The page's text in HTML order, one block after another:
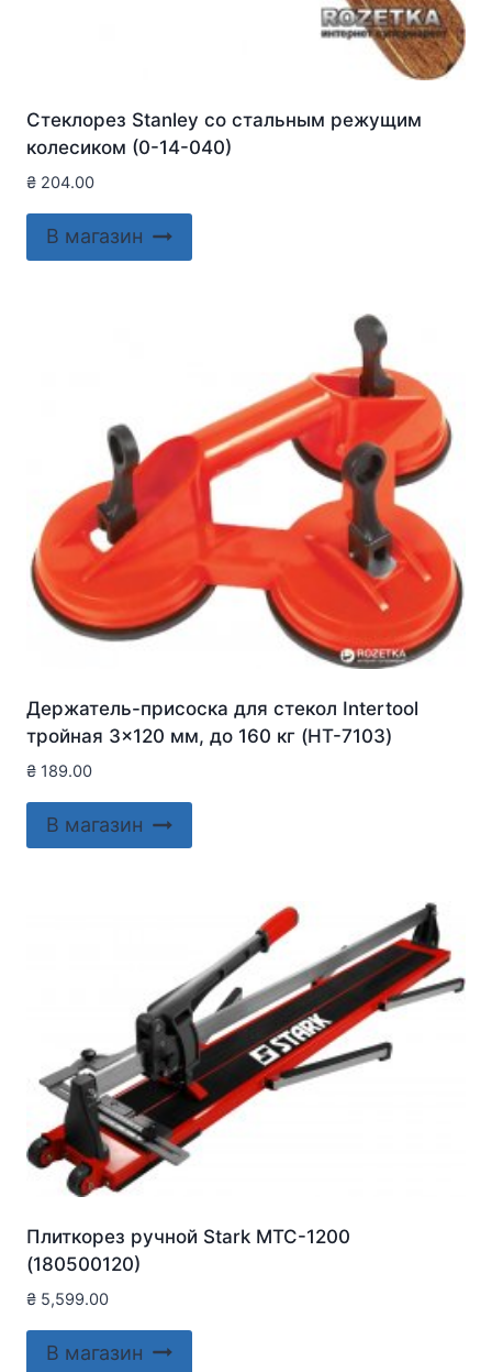
Стеклорез Stanley со стальным режущим
колесиком (0-14-040)
₴ 204.00
В магазин
Держатель-присоска для стекол Intertool
тройная 3×120 мм, до 160 кг (HT-7103)
₴ 189.00
В магазин
Плиткорез ручной Stark MTC-1200
(180500120)
₴ 5,599.00
В магазин